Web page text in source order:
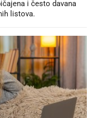
i često davana
listova.